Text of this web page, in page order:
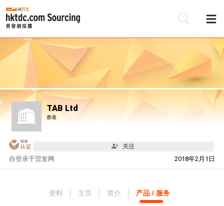
TAB Ltd
香港
关注
自 2018年2月1日
登录于贸发网
资料 主页 简介 产品 / 服务